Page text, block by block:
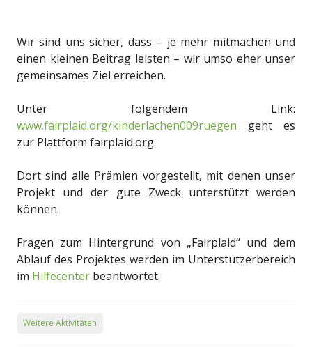
Wir sind uns sicher, dass – je mehr mitmachen und
einen kleinen Beitrag leisten – wir umso eher unser
gemeinsames Ziel erreichen.
Unter folgendem Link:
www.fairplaid.org/kinderlachen009ruegen geht es
zur Plattform fairplaid.org.
Dort sind alle Prämien vorgestellt, mit denen unser
Projekt und der gute Zweck unterstützt werden
können.
Fragen zum Hintergrund von „Fairplaid“ und dem
Ablauf des Projektes werden im Unterstützerbereich
im Hilfecenter beantwortet.
Weitere Aktivitäten